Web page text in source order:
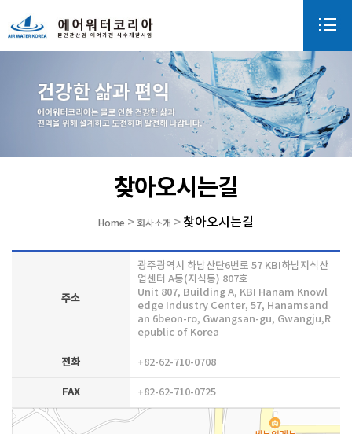
찾아오시는길
Home > 회사소개 > 찾아오시는길
주소
광주광역시 하남산단6번로 57 KBI하남지식산
업센터 A동(지식동) 807호
Unit 807, Building A, KBI Hanam Knowl
edge Industry Center, 57, Hanamsand
an 6beon-ro, Gwangsan-gu, Gwangju,R
epublic of Korea
전화 +82-62-710-0708
FAX +82-62-710-0725